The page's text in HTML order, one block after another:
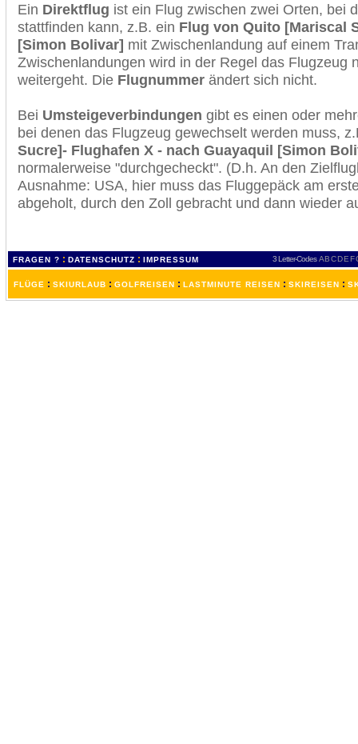
Ein Direktflug ist ein Flug zwischen zwei Orten, bei
stattfinden kann, z.B. ein Flug von Quito [Mariscal
[Simon Bolivar] mit Zwischenlandung auf einem
Zwischenlandungen wird in der Regel das Flugzeug
weitergeht. Die Flugnummer ändert sich nicht.
Bei Umsteigeverbindungen gibt es einen oder
bei denen das Flugzeug gewechselt werden muss,
Sucre]- Flughafen X - nach Guayaquil [Simon
normalerweise "durchgecheckt". (D.h. An den
Ausnahme: USA, hier muss das Fluggepäck am
abgeholt, durch den Zoll gebracht und dann wieder
FRAGEN ? : DATENSCHUTZ : IMPRESSUM 3 Letter-Codes ABCDEF
FLÜGE : SKIURLAUB : GOLFREISEN : LASTMINUTE REISEN : SKIREISEN :